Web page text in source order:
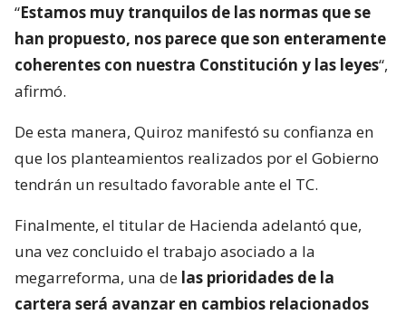
“Estamos muy tranquilos de las normas que se
han propuesto, nos parece que son enteramente
coherentes con nuestra Constitución y las leyes“,
afirmó.
De esta manera, Quiroz manifestó su confianza en
que los planteamientos realizados por el Gobierno
tendrán un resultado favorable ante el TC.
Finalmente, el titular de Hacienda adelantó que,
una vez concluido el trabajo asociado a la
megarreforma, una de las prioridades de la
cartera será avanzar en cambios relacionados